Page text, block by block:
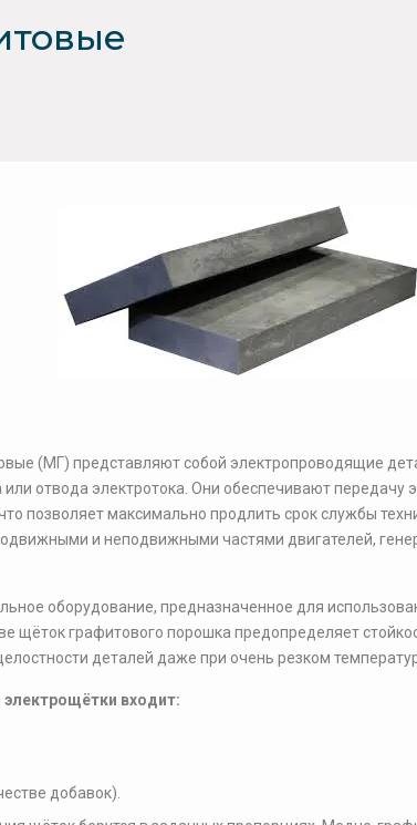
(МГ) представляют собой электропроводящие
отвода электротока. Они обеспечивают передачу
позволяет максимально продлить срок службы
и неподвижными частями двигателей,
оборудование, предназначенное для
щёток графитового порошка предопределяет
деталей даже при очень резком
входит:
добавок).